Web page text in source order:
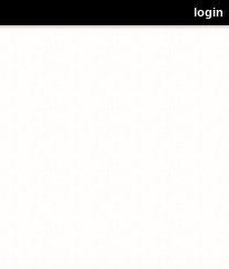
login